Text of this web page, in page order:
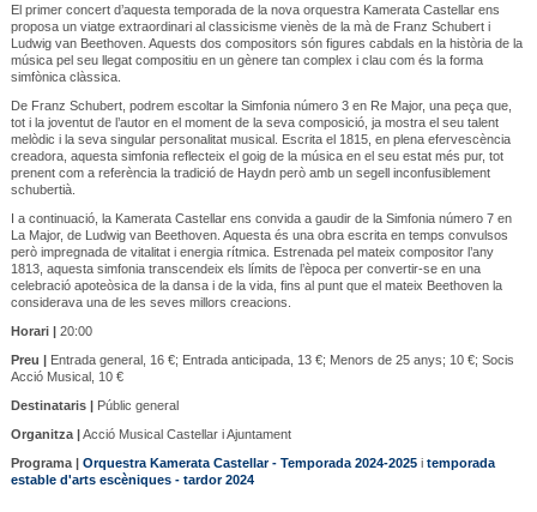
El primer concert d’aquesta temporada de la nova orquestra Kamerata Castellar ens
proposa un viatge extraordinari al classicisme vienès de la mà de Franz Schubert i
Ludwig van Beethoven. Aquests dos compositors són figures cabdals en la història de la
música pel seu llegat compositiu en un gènere tan complex i clau com és la forma
simfònica clàssica.
De Franz Schubert, podrem escoltar la Simfonia número 3 en Re Major, una peça que,
tot i la joventut de l’autor en el moment de la seva composició, ja mostra el seu talent
melòdic i la seva singular personalitat musical. Escrita el 1815, en plena efervescència
creadora, aquesta simfonia reflecteix el goig de la música en el seu estat més pur, tot
prenent com a referència la tradició de Haydn però amb un segell inconfusiblement
schubertià.
I a continuació, la Kamerata Castellar ens convida a gaudir de la Simfonia número 7 en
La Major, de Ludwig van Beethoven. Aquesta és una obra escrita en temps convulsos
però impregnada de vitalitat i energia rítmica. Estrenada pel mateix compositor l’any
1813, aquesta simfonia transcendeix els límits de l’època per convertir-se en una
celebració apoteòsica de la dansa i de la vida, fins al punt que el mateix Beethoven la
considerava una de les seves millors creacions.
Horari |20:00
Preu |Entrada general, 16 €; Entrada anticipada, 13 €; Menors de 25 anys; 10 €; Socis
Acció Musical, 10 €
Destinataris |Públic general
Organitza |Acció Musical Castellar i Ajuntament
Programa | Orquestra Kamerata Castellar - Temporada 2024-2025i temporada
estable d'arts escèniques - tardor 2024